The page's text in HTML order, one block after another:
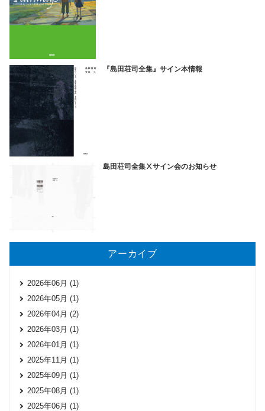
『島田荘司全集』サイン本情報
島田荘司全集Ⅹサイン会のお知らせ
アーカイブ
2026年06月 (1)
2026年05月 (1)
2026年04月 (2)
2026年03月 (1)
2026年01月 (1)
2025年11月 (1)
2025年09月 (1)
2025年08月 (1)
2025年06月 (1)